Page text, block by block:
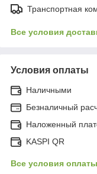
Транспортная
Все условия
Условия оплаты
Наличными
Безналичный
Наложенный
KASPI QR
Все условия оплаты